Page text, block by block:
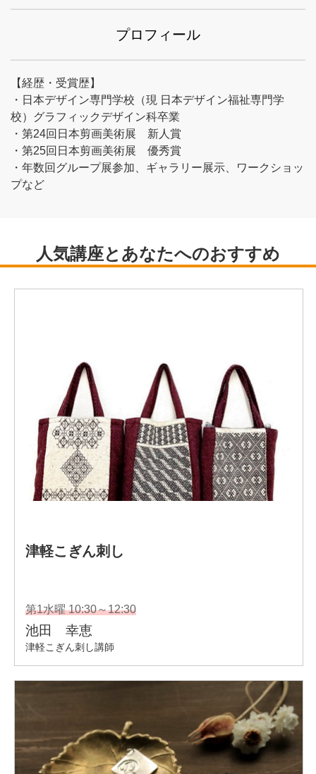
プロフィール
【経歴・受賞歴】
・日本デザイン専門学校（現 日本デザイン福祉専門学
校）グラフィックデザイン科卒業
・第24回日本剪画美術展 新人賞
・第25回日本剪画美術展 優秀賞
・年数回グループ展参加、ギャラリー展示、ワークショッ
プなど